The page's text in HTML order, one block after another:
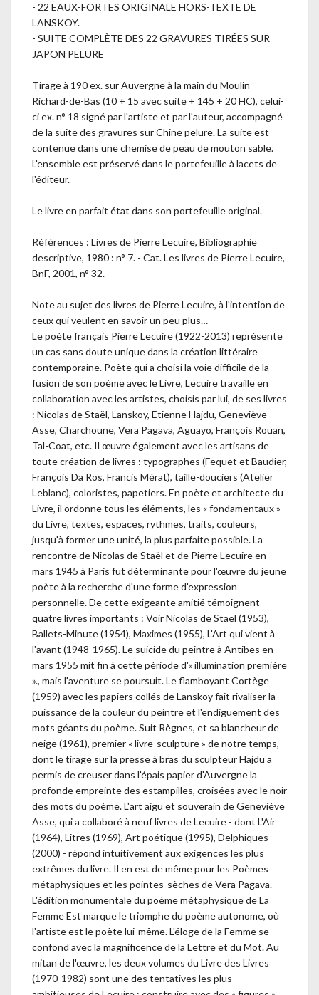
- 22 EAUX-FORTES ORIGINALE HORS-TEXTE DE
LANSKOY.
- SUITE COMPLÈTE DES 22 GRAVURES TIRÉES SUR
JAPON PELURE
Tirage à 190 ex. sur Auvergne à la main du Moulin
Richard-de-Bas (10 + 15 avec suite + 145 + 20 HC), celui-
ci ex. n° 18 signé par l'artiste et par l'auteur, accompagné
de la suite des gravures sur Chine pelure. La suite est
contenue dans une chemise de peau de mouton sable.
L'ensemble est préservé dans le portefeuille à lacets de
l'éditeur.
Le livre en parfait état dans son portefeuille original.
Références : Livres de Pierre Lecuire, Bibliographie
descriptive, 1980 : n° 7. - Cat. Les livres de Pierre Lecuire,
BnF, 2001, n° 32.
Note au sujet des livres de Pierre Lecuire, à l'intention de
ceux qui veulent en savoir un peu plus…
Le poète français Pierre Lecuire (1922-2013) représente
un cas sans doute unique dans la création littéraire
contemporaine. Poète qui a choisi la voie difficile de la
fusion de son poème avec le Livre, Lecuire travaille en
collaboration avec les artistes, choisis par lui, de ses livres
: Nicolas de Staël, Lanskoy, Etienne Hajdu, Geneviève
Asse, Charchoune, Vera Pagava, Aguayo, François Rouan,
Tal-Coat, etc. Il œuvre également avec les artisans de
toute création de livres : typographes (Fequet et Baudier,
François Da Ros, Francis Mérat), taille-douciers (Atelier
Leblanc), coloristes, papetiers. En poète et architecte du
Livre, il ordonne tous les éléments, les « fondamentaux »
du Livre, textes, espaces, rythmes, traits, couleurs,
jusqu'à former une unité, la plus parfaite possible. La
rencontre de Nicolas de Staël et de Pierre Lecuire en
mars 1945 à Paris fut déterminante pour l'œuvre du jeune
poète à la recherche d'une forme d'expression
personnelle. De cette exigeante amitié témoignent
quatre livres importants : Voir Nicolas de Staël (1953),
Ballets-Minute (1954), Maximes (1955), L'Art qui vient à
l'avant (1948-1965). Le suicide du peintre à Antibes en
mars 1955 mit fin à cette période d'« illumination première
»., mais l'aventure se poursuit. Le flamboyant Cortège
(1959) avec les papiers collés de Lanskoy fait rivaliser la
puissance de la couleur du peintre et l'endiguement des
mots géants du poème. Suit Règnes, et sa blancheur de
neige (1961), premier « livre-sculpture » de notre temps,
dont le tirage sur la presse à bras du sculpteur Hajdu a
permis de creuser dans l'épais papier d'Auvergne la
profonde empreinte des estampilles, croisées avec le noir
des mots du poème. L'art aigu et souverain de Geneviève
Asse, qui a collaboré à neuf livres de Lecuire - dont L'Air
(1964), Litres (1969), Art poétique (1995), Delphiques
(2000) - répond intuitivement aux exigences les plus
extrêmes du livre. Il en est de même pour les Poèmes
métaphysiques et les pointes-sèches de Vera Pagava.
L'édition monumentale du poème métaphysique de La
Femme Est marque le triomphe du poème autonome, où
l'artiste est le poète lui-même. L'éloge de la Femme se
confond avec la magnificence de la Lettre et du Mot. Au
mitan de l'œuvre, les deux volumes du Livre des Livres
(1970-1982) sont une des tentatives les plus